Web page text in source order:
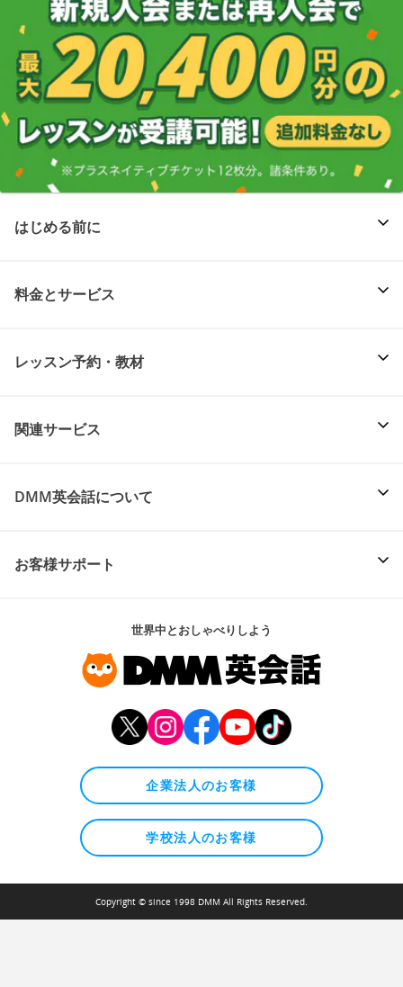
はじめる前に
料金とサービス
レッスン予約・教材
関連サービス
DMM英会話について
お客様サポート
世界中とおしゃべりしよう
企業法人のお客様
学校法人のお客様
Copyright © since 1998 DMM All Rights Reserved.